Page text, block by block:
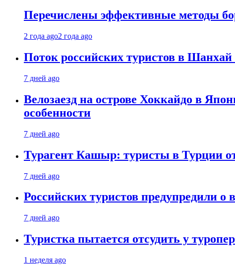
Перечислены эффективные методы
2 года ago2 года ago
Поток российских туристов в Шанхай
7 дней ago
Велозаезд на острове Хоккайдо в
особенности
7 дней ago
Турагент Кашыр: туристы в Турции
7 дней ago
Российских туристов предупредили
7 дней ago
Туристка пытается отсудить у
1 неделя ago